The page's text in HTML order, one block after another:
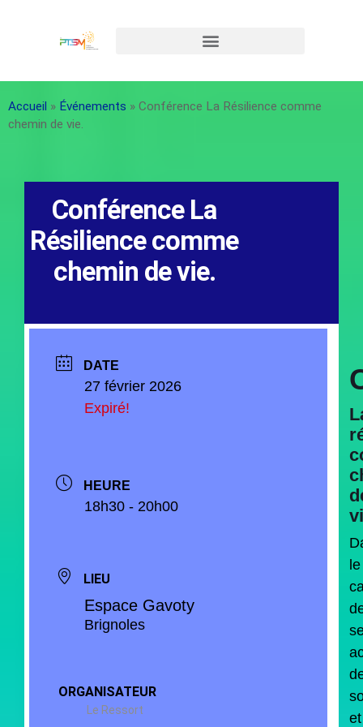
Accueil » Événements » Conférence La Résilience comme
chemin de vie.
Conférence La
Résilience comme
chemin de vie.
DATE
27 février 2026
Expiré!
HEURE
18h30 - 20h00
LIEU
Espace Gavoty
Brignoles
ORGANISATEUR
Le Ressort
le
et